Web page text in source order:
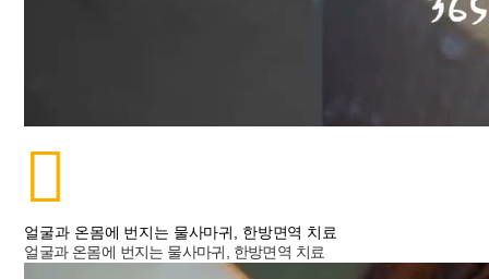
얼굴과 온몸에 번지는 물사마귀, 한방면역 치료
얼굴과 온몸에 번지는 물사마귀, 한방면역 치료